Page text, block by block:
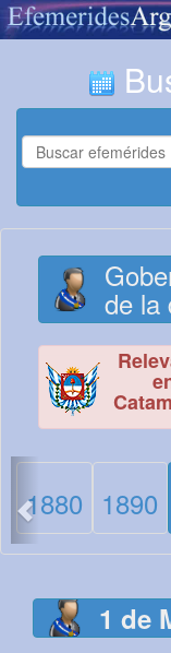
de la
1880 1890
<
1 de